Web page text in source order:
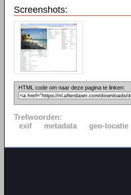
Screenshots:
HTML code om naar deze pagina te linken:
Trefwoorden:
exif
metadata geo-locatie